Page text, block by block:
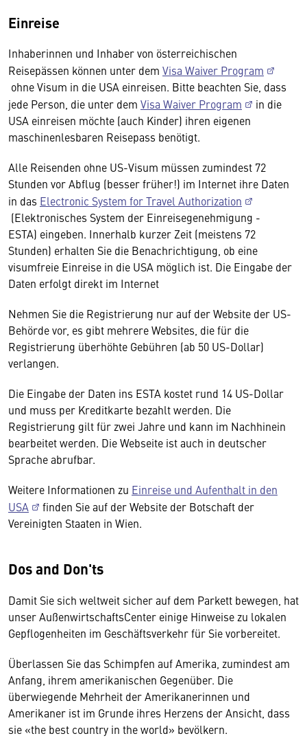
Einreise
Inhaberinnen und Inhaber von österreichischen
Reisepässen können unter dem Visa Waiver Program
ohne Visum in die USA einreisen. Bitte beachten Sie, dass
jede Person, die unter dem Visa Waiver Program
in die
USA einreisen möchte (auch Kinder) ihren eigenen
maschinenlesbaren Reisepass benötigt.
Alle Reisenden ohne US-Visum müssen zumindest 72
Stunden vor Abflug (besser früher!) im Internet ihre Daten
in das Electronic System for Travel Authorization
(Elektronisches System der Einreisegenehmigung -
ESTA) eingeben. Innerhalb kurzer Zeit (meistens 72
Stunden) erhalten Sie die Benachrichtigung, ob eine
visumfreie Einreise in die USA möglich ist. Die Eingabe der
Daten erfolgt direkt im Internet
Nehmen Sie die Registrierung nur auf der Website der US-
Behörde vor, es gibt mehrere Websites, die für die
Registrierung überhöhte Gebühren (ab 50 US-Dollar)
verlangen.
Die Eingabe der Daten ins ESTA kostet rund 14 US-Dollar
und muss per Kreditkarte bezahlt werden. Die
Registrierung gilt für zwei Jahre und kann im Nachhinein
bearbeitet werden. Die Webseite ist auch in deutscher
Sprache abrufbar.
Weitere Informationen zu Einreise und Aufenthalt in den
USA
finden Sie auf der Website der Botschaft der
Vereinigten Staaten in Wien.
Dos and Don'ts
Damit Sie sich weltweit sicher auf dem Parkett bewegen, hat
unser AußenwirtschaftsCenter einige Hinweise zu lokalen
Gepflogenheiten im Geschäftsverkehr für Sie vorbereitet.
Überlassen Sie das Schimpfen auf Amerika, zumindest am
Anfang, ihrem amerikanischen Gegenüber. Die
überwiegende Mehrheit der Amerikanerinnen und
Amerikaner ist im Grunde ihres Herzens der Ansicht, dass
sie «the best country in the world» bevölkern.